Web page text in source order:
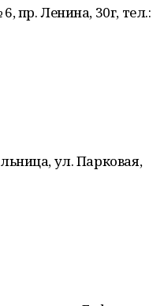
пр. Ленина, 30г, тел.:
ул. Парковая,